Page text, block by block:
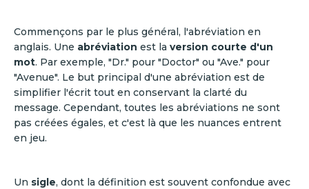
Commençons par le plus général, l'abréviation en
anglais. Une abréviation est la version courte d'un
mot. Par exemple, "Dr." pour "Doctor" ou "Ave." pour
"Avenue". Le but principal d'une abréviation est de
simplifier l'écrit tout en conservant la clarté du
message. Cependant, toutes les abréviations ne sont
pas créées égales, et c'est là que les nuances entrent
en jeu.
Un sigle, dont la définition est souvent confondue avec